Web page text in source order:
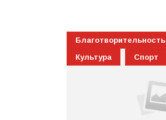
Благотворительность
Культура
Спорт